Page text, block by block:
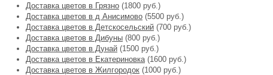
Доставка цветов в Грязно (1800 руб.)
Доставка цветов в д Анисимово (5500 руб.)
Доставка цветов в Детскосельский (700 руб.)
Доставка цветов в Дибуны (800 руб.)
Доставка цветов в Дунай (1500 руб.)
Доставка цветов в Екатериновка(1600 руб.)
Доставка цветов в Жилгородок (1000 руб.)